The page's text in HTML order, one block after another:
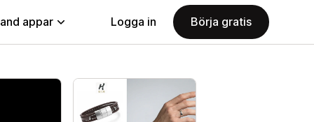
appar Logga in Börja gratis